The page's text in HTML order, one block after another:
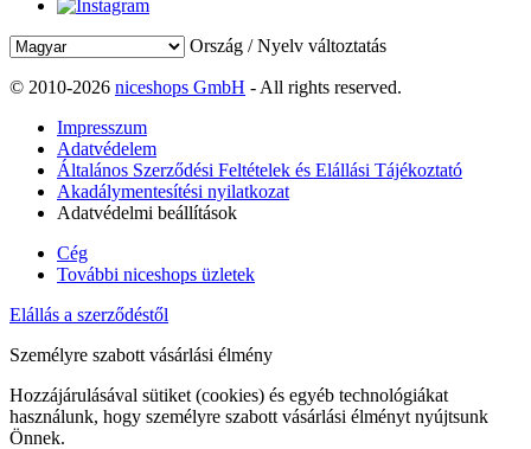
Ország / Nyelv változtatás
© 2010-2026 niceshops GmbH - All rights reserved.
Impresszum
Adatvédelem
Általános Szerződési Feltételek és Elállási Tájékoztató
Akadálymentesítési nyilatkozat
Adatvédelmi beállítások
Cég
További niceshops üzletek
Elállás a szerződéstől
Személyre szabott vásárlási élmény
Hozzájárulásával sütiket (cookies) és egyéb technológiákat
használunk, hogy személyre szabott vásárlási élményt nyújtsunk
Önnek.